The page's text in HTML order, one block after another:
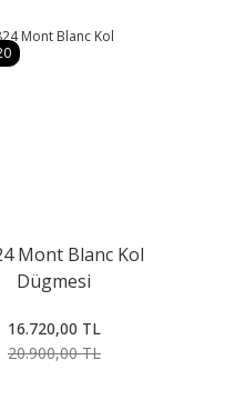
Mont Blanc Kol
Dügmesi
16.720,00 TL
20.900,00 TL